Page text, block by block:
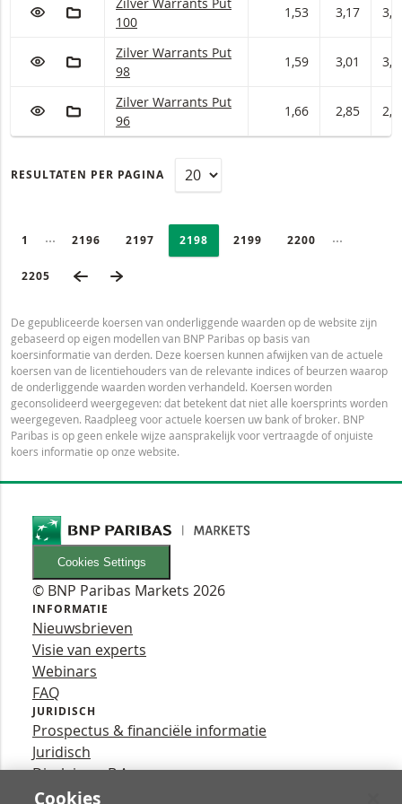
VOEG TOE AAN WATCHLIST
AAN PORTFOLIO TOEVOEGEN
100
1,53 3,17
VOEG TOE AAN WATCHLIST
AAN PORTFOLIO TOEVOEGEN
Zilver Warrants met ISIN code:
Zilver Warrants Put
98
1,59 3,01
VOEG TOE AAN WATCHLIST
AAN PORTFOLIO TOEVOEGEN
Zilver Warrants met ISIN code:
Zilver Warrants Put
96
1,66 2,85
RESULTATEN PER PAGINA
PAGE
1 Ingeklapte pagina’s
PAGINA
2196 PAGINA
2197 Selected:
PAGINA
2198 PAGINA
2199 PAGINA
2200
LAATSTE PAGINA
2205 VORIGE PAGINA
De gepubliceerde koersen van onderliggende waarden op de website zijn
gebaseerd op eigen modellen van BNP Paribas op basis van
koersinformatie van derden. Deze koersen kunnen afwijken van de actuele
koersen van de licentiehouders van de relevante indices of beurzen waarop
de onderliggende waarden worden verhandeld. Koersen worden
geconsolideerd weergegeven: dat betekent dat niet alle koersprints worden
weergegeven. Raadpleeg voor actuele koersen uw bank of broker. BNP
Paribas is op geen enkele wijze aansprakelijk voor vertraagde of onjuiste
koers informatie op onze website.
Cookies Settings
© BNP Paribas Markets 2026
INFORMATIE
Nieuwsbrieven
Visie van experts
Webinars
FAQ
JURIDISCH
Prospectus & financiële informatie
Juridisch
Disclaimer B.A.
Privacy
Cookies